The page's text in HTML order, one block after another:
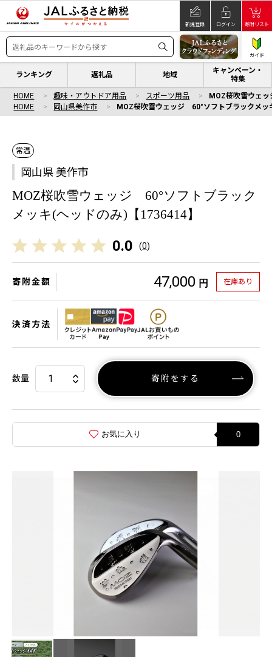
新規登録 ログイン 寄附リスト
ガイド
ランキング 返礼品 地域
キャンペーン・
特集
HOME 趣味・アウトドア用品 スポーツ用品
MOZ桜吹雪ウェ
HOME
岡山県美作市 MOZ桜吹雪ウェッジ 60°ソフトブラックメ
常温
岡山県 美作市
MOZ桜吹雪ウェッジ 60°ソフトブラック
メッキ(ヘッドのみ)【1736414】
0.0 (0)
寄附金額 47,000 円 在庫あり
決済方法
数量 寄附をする
お気に入り 0